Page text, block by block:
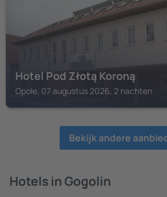
Hotel Pod Złotą Koroną
Opole, 07 augustus 2026, 2 nachten
Bekijk andere
Hotels in Gogolin